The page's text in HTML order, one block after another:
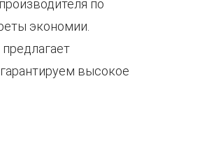
по
экономии.
высокое